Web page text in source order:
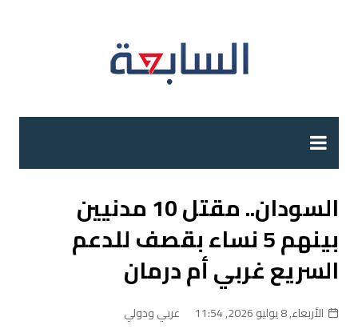
السودان.. مقتل 10 مدنيين
بينهم 5 نساء بقصف للدعم
السريع غربي أم درمان
الأربعاء, 8 يوليو 2026, 11:54 عربي ودولي